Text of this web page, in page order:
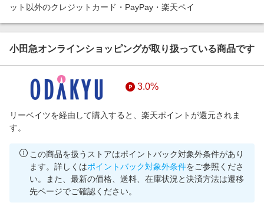
ット以外のクレジットカード・PayPay・楽天ペイ
小田急オンラインショッピングが取り扱っている商品です
3.0%
リーベイツを経由して購入すると、楽天ポイントが還元されま
す。
この商品を扱うストアはポイントバック対象外条件があり
ます。詳しくはポイントバック対象外条件をご参照くださ
い。また、最新の価格、送料、在庫状況と決済方法は遷移
先ページでご確認ください。